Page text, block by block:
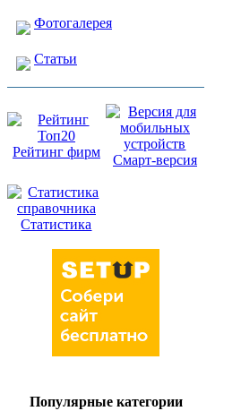
Фотогалерея
Статьи
Рейтинг фирм
Смарт-версия
Статистика
Популярные категории